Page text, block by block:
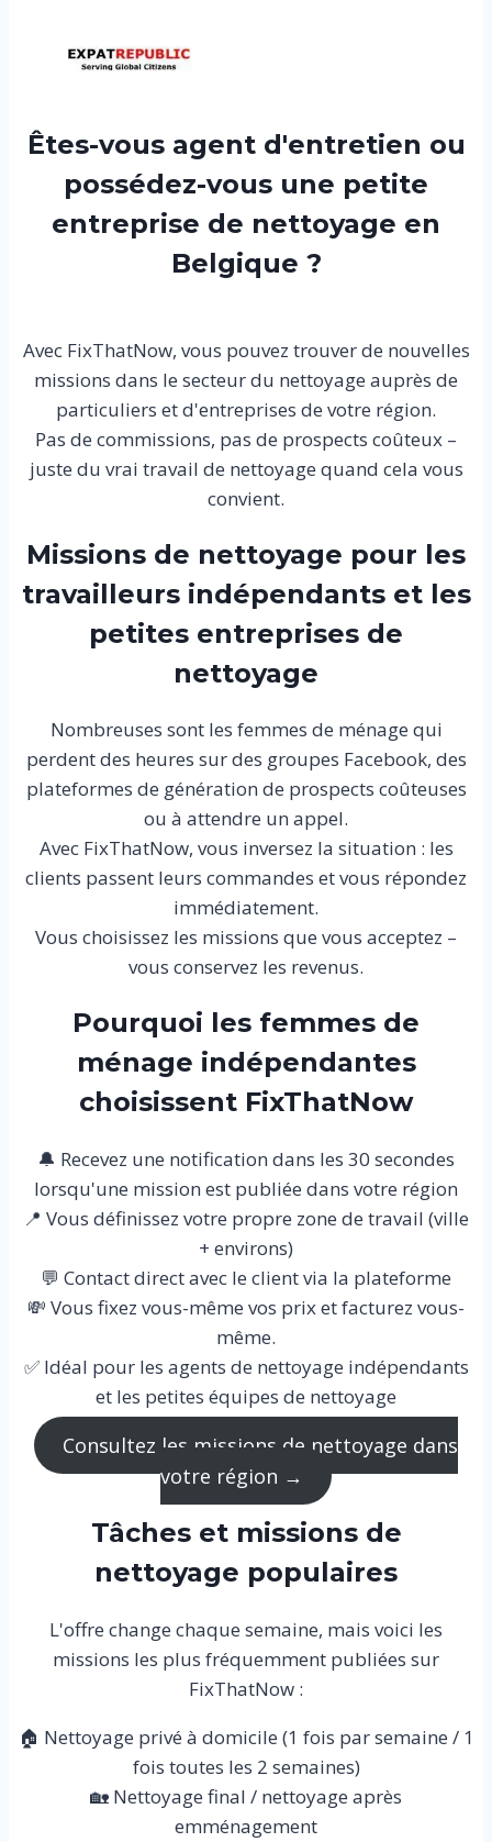
Êtes-vous agent d'entretien ou
possédez-vous une petite
entreprise de nettoyage en
Belgique ?
Avec FixThatNow, vous pouvez trouver de nouvelles
missions dans le secteur du nettoyage auprès de
particuliers et d'entreprises de votre région.
Pas de commissions, pas de prospects coûteux –
juste du vrai travail de nettoyage quand cela vous
convient.
Missions de nettoyage pour les
travailleurs indépendants et les
petites entreprises de
nettoyage
Nombreuses sont les femmes de ménage qui
perdent des heures sur des groupes Facebook, des
plateformes de génération de prospects coûteuses
ou à attendre un appel.
Avec FixThatNow, vous inversez la situation : les
clients passent leurs commandes et vous répondez
immédiatement.
Vous choisissez les missions que vous acceptez –
vous conservez les revenus.
Pourquoi les femmes de
ménage indépendantes
choisissent FixThatNow
🔔 Recevez une notification dans les 30 secondes
lorsqu'une mission est publiée dans votre région
📍 Vous définissez votre propre zone de travail (ville
+ environs)
💬 Contact direct avec le client via la plateforme
💸 Vous fixez vous-même vos prix et facturez vous-
même.
✅ Idéal pour les agents de nettoyage indépendants
et les petites équipes de nettoyage
Consultez les missions de nettoyage dans
votre région →
Tâches et missions de
nettoyage populaires
L'offre change chaque semaine, mais voici les
missions les plus fréquemment publiées sur
FixThatNow :
🏠 Nettoyage privé à domicile (1 fois par semaine / 1
fois toutes les 2 semaines)
🏡 Nettoyage final / nettoyage après
emménagement